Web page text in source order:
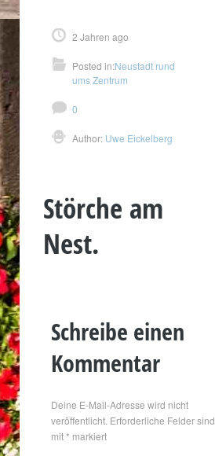
2 Jahren ago
Posted in:Neustadt rund
ums Zentrum
0
Author: Uwe Eickelberg
Störche am
Nest.
Schreibe einen
Kommentar
Deine E-Mail-Adresse wird nicht
veröffentlicht. Erforderliche Felder sind
mit* markiert